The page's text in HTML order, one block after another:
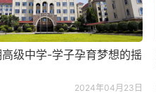
级中学-学子孕育梦想的摇
2024年04月23日